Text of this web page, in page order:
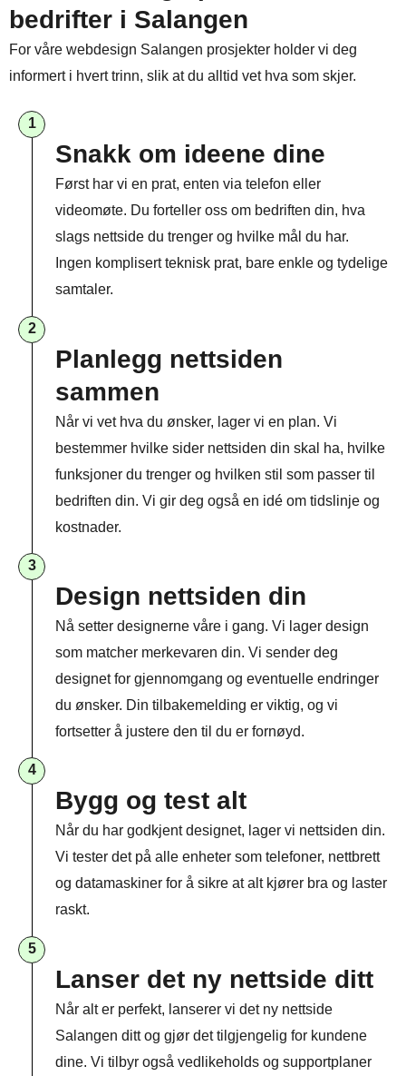
bedrifter i Salangen
For våre webdesign Salangen prosjekter holder vi deg
informert i hvert trinn, slik at du alltid vet hva som skjer.
1
Snakk om ideene dine
Først har vi en prat, enten via telefon eller
videomøte. Du forteller oss om bedriften din, hva
slags nettside du trenger og hvilke mål du har.
Ingen komplisert teknisk prat, bare enkle og tydelige
samtaler.
2
Planlegg nettsiden
sammen​
Når vi vet hva du ønsker, lager vi en plan. Vi
bestemmer hvilke sider nettsiden din skal ha, hvilke
funksjoner du trenger og hvilken stil som passer til
bedriften din. Vi gir deg også en idé om tidslinje og
kostnader.
3
Design nettsiden din
Nå setter designerne våre i gang. Vi lager design
som matcher merkevaren din. Vi sender deg
designet for gjennomgang og eventuelle endringer
du ønsker. Din tilbakemelding er viktig, og vi
fortsetter å justere den til du er fornøyd.
4
Bygg og test alt
Når du har godkjent designet, lager vi nettsiden din.
Vi tester det på alle enheter som telefoner, nettbrett
og datamaskiner for å sikre at alt kjører bra og laster
raskt.
5
Lanser det ny nettside ditt
Når alt er perfekt, lanserer vi det ny nettside
Salangen ditt og gjør det tilgjengelig for kundene
dine. Vi tilbyr også vedlikeholds og supportplaner